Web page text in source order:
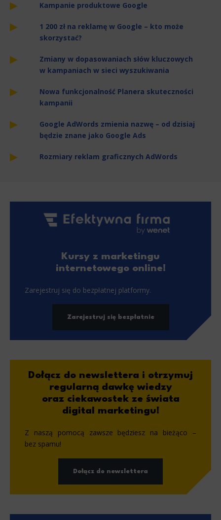
Kampanie produktowe Google
1 200 zł na reklamę w Google – kto może
skorzystać?
Zmiany w dopasowaniach słów kluczowych
w kampaniach w sieci wyszukiwania
Nowa funkcjonalność Planera skuteczności
kampanii
Google AdWords zmienia nazwę – od dzisiaj
będzie znane jako Google Ads
Rozmiary reklam graficznych AdWords
Kursy z marketingu
internetowego online!
Zarejestruj się do bezpłatnej platformy.
Zarejestruj się bezpłatnie
Dołącz do newslettera i otrzymuj
regularną dawkę wiedzy
oraz ciekawostek ze świata
digital marketingu!
Z naszą pomocą zawsze będziesz na bieżąco –
bez spamu!
Dołącz do newslettera